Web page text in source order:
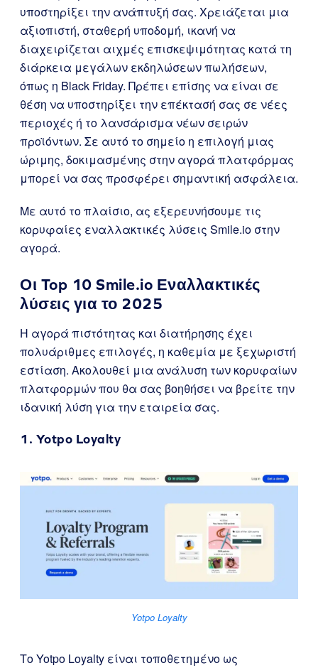
υποστηρίξει την ανάπτυξή σας. Χρειάζεται μια
αξιοπιστή, σταθερή υποδομή, ικανή να
διαχειρίζεται αιχμές επισκεψιμότητας κατά τη
διάρκεια μεγάλων εκδηλώσεων πωλήσεων,
όπως η Black Friday. Πρέπει επίσης να είναι σε
θέση να υποστηρίξει την επέκτασή σας σε νέες
περιοχές ή το λανσάρισμα νέων σειρών
προϊόντων. Σε αυτό το σημείο η επιλογή μιας
ώριμης, δοκιμασμένης στην αγορά πλατφόρμας
μπορεί να σας προσφέρει σημαντική ασφάλεια.
Με αυτό το πλαίσιο, ας εξερευνήσουμε τις
κορυφαίες εναλλακτικές λύσεις Smile.io στην
αγορά.
Οι Top 10 Smile.io Εναλλακτικές
λύσεις για το 2025
Η αγορά πιστότητας και διατήρησης έχει
πολυάριθμες επιλογές, η καθεμία με ξεχωριστή
εστίαση. Ακολουθεί μια ανάλυση των κορυφαίων
πλατφορμών που θα σας βοηθήσει να βρείτε την
ιδανική λύση για την εταιρεία σας.
1. Yotpo Loyalty
Yotpo Loyalty
Το Yotpo Loyalty είναι τοποθετημένο ως